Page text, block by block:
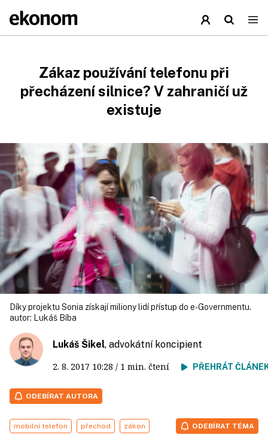
Zákaz používání telefonu při
přecházení silnice? V zahraničí už
existuje
Díky projektu Sonia získají miliony lidí přístup do e-Governmentu.
autor:
Lukáš Bíba
Lukáš Šikel, advokátní koncipient
2. 8. 2017 10:28 / 1 min. čtení PŘEHRÁT
ODEBÍRAT AUTORA
mobilní telefon přechod zákon ODEBÍRAT TÉMA